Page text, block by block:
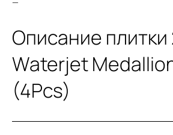
Описание плитки
Waterjet
(4Pcs)